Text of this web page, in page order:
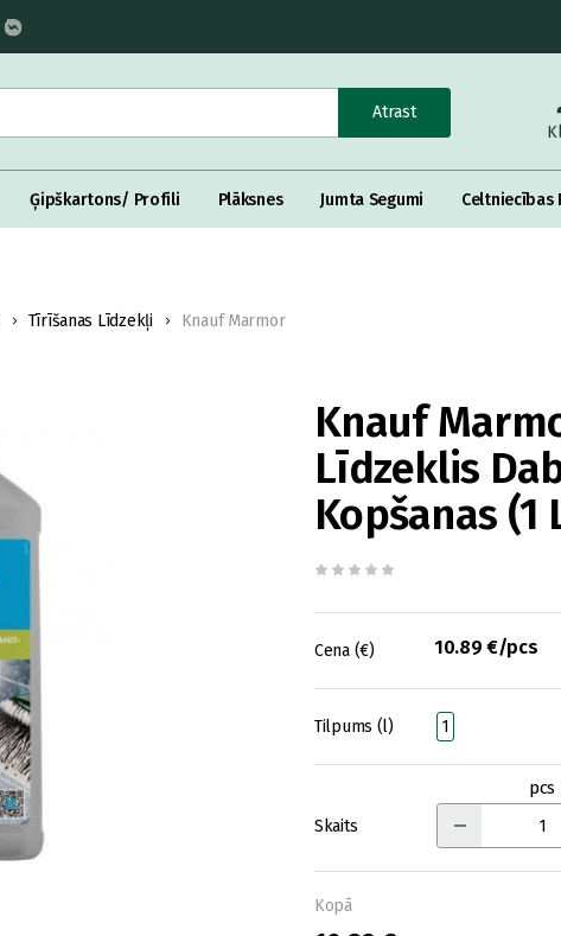
Atrast
Ģipškartons/ Profili Plāksnes Jumta Segumi Celtniecības
Tīrīšanas Līdzekļi Knauf Marmor
Knauf
Līdzeklis
Kopšanas (1
Cena (€) 10.89 €/pcs
Tilpums (l) 1
Skaits
pcs
Kopā